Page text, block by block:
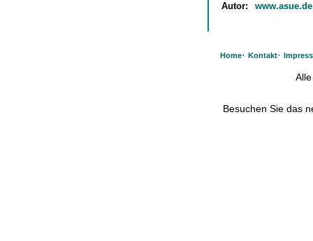
Autor:
www.asue.de
Home· Kontakt·
Besuchen Sie das